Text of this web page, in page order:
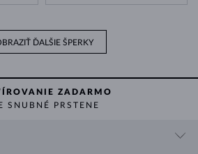
ĎALŠIE ŠPERKY
ZADARMO
SNUBNÉ PRSTENE